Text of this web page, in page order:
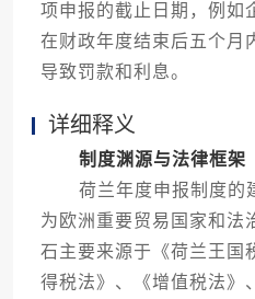
项申报的截止日期，例如
在财政年度结束后五个月
导致罚款和利息。
详细释义
制度渊源与法律框架
荷兰年度申报制度的
为欧洲重要贸易国家和法
石主要来源于《荷兰王国
得税法》、《增值税法》